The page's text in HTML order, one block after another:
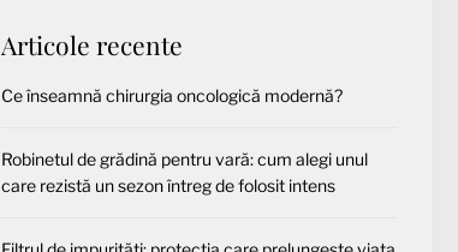
Articole recente
Ce înseamnă chirurgia oncologică modernă?
Robinetul de grădină pentru vară: cum alegi unul
care rezistă un sezon întreg de folosit intens